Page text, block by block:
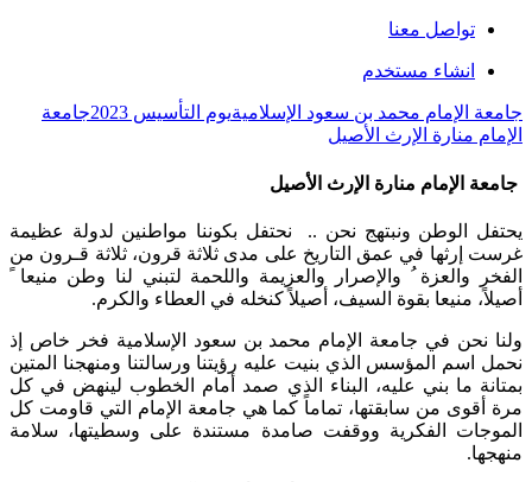
تواصل معنا
انشاء مستخدم
جامعة الإمام محمد بن سعود الإسلاميةيوم التأسيس 2023
جامعة
الإمام منارة الإرث الأصيل
جامعة الإمام منارة الإرث الأصيل
يحتفل الوطن ونبتهج نحن .. نحتفل بكوننا مواطنين لدولة عظيمة
غرست إرثها في عمق التاريخ على مدى ثلاثة قرون، ثلاثة قـرون من
الفخر والعزة ُ والإصرار والعزيمة واللحمة لتبني لنا وطن منيعا ً
أصيلاً، منيعا بقوة السيف، أصيلاً كنخله في العطاء والكرم.
ولنا نحن في جامعة الإمام محمد بن سعود الإسلامية فخر خاص إذ
نحمل اسم المؤسس الذي بنيت عليه رؤيتنا ورسالتنا ومنهجنا المتين
بمتانة ما بني عليه، البناء الذي صمد أمام الخطوب لينهض في كل
مرة أقوى من سابقتها، تماماً كما هي جامعة الإمام التي قاومت كل
الموجات الفكرية ووقفت صامدة مستندة على وسطيتها، سلامة
منهجها.